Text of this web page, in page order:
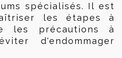
spécialisés. Il est
les étapes à
les précautions à
d'endommager